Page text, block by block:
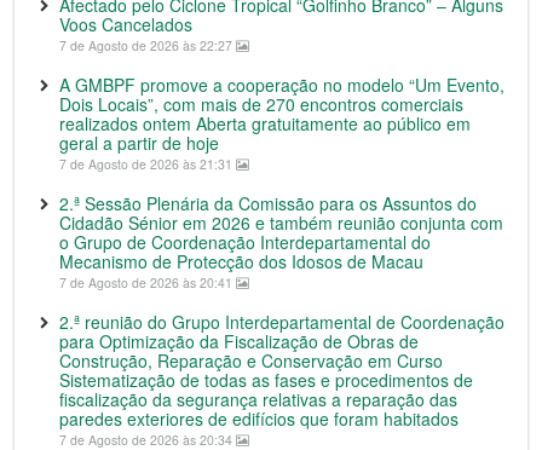
Afectado pelo Ciclone Tropical “Golfinho Branco” – Alguns
Voos Cancelados
7 de Agosto de 2026 às 22:27
A GMBPF promove a cooperação no modelo “Um Evento,
Dois Locais”, com mais de 270 encontros comerciais
realizados ontem Aberta gratuitamente ao público em
geral a partir de hoje
7 de Agosto de 2026 às 21:31
2.ª Sessão Plenária da Comissão para os Assuntos do
Cidadão Sénior em 2026 e também reunião conjunta com
o Grupo de Coordenação Interdepartamental do
Mecanismo de Protecção dos Idosos de Macau
7 de Agosto de 2026 às 20:41
2.ª reunião do Grupo Interdepartamental de Coordenação
para Optimização da Fiscalização de Obras de
Construção, Reparação e Conservação em Curso
Sistematização de todas as fases e procedimentos de
fiscalização da segurança relativas a reparação das
paredes exteriores de edifícios que foram habitados
7 de Agosto de 2026 às 20:34